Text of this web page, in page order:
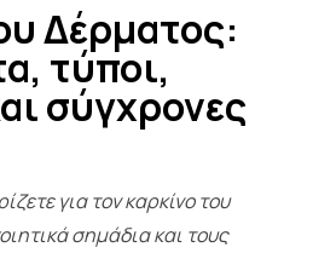
Δέρματος:
τύποι,
σύγχρονες
για τον καρκίνο του
σημάδια και τους